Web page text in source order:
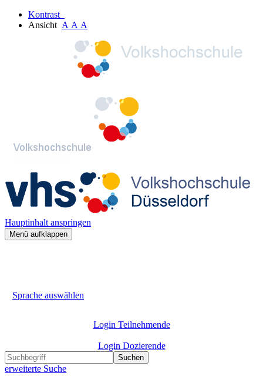
Kontrast
Ansicht A A A
Hauptinhalt anspringen
Menü aufklappen
Sprache auswählen
Login Teilnehmende
Login Dozierende
Suchen
erweiterte Suche